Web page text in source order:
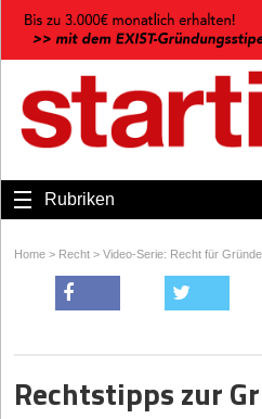
Rubriken
Home > Recht > Video-Serie: Recht für
Rechtstipps zur